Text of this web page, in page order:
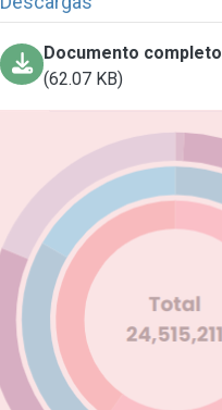
Documento completo
(62.07 KB)